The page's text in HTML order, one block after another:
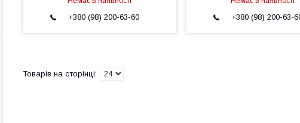
+380 (98) 200-63-60 +380 (98) 200-63-